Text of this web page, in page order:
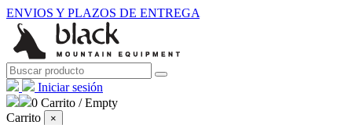
ENVIOS Y PLAZOS DE ENTREGA
Iniciar sesión
0 Carrito /Empty
Carrito
×